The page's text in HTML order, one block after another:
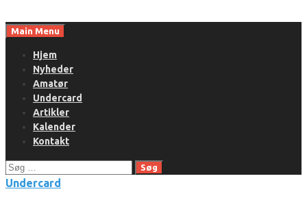
toMain Menu
Hjem
Nyheder
Amatør
Undercard
Artikler
Kalender
Kontakt
Søg
efter:
Undercard